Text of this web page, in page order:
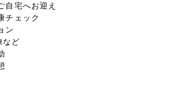
自宅へお迎え
チェック
ン
など